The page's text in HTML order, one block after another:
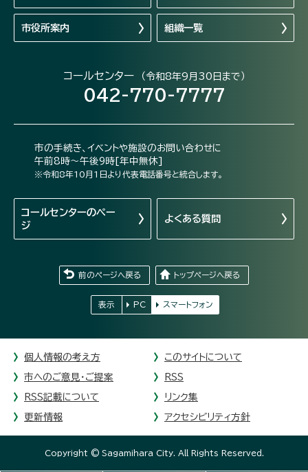
市役所案内 組織一覧
コールセンター （令和8年9月30日まで）
042-770-7777
市の手続き、イベントや施設のお問い合わせに
午前8時～午後9時[年中無休]
※令和8年10月1日より代表電話番号と統合します。
コールセンターのペー
ジ
よくある質問
前のページへ戻る トップページへ戻る
表示 PC スマートフォン
個人情報の考え方 このサイトについて
市へのご意見・ご提案 RSS
RSS記載について リンク集
更新情報 アクセシビリティ方針
Copyright © Sagamihara City. All Rights Reserved.